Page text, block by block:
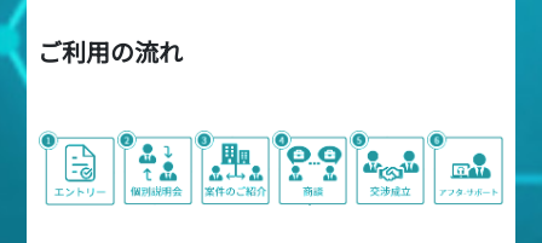
ご利用の流れ